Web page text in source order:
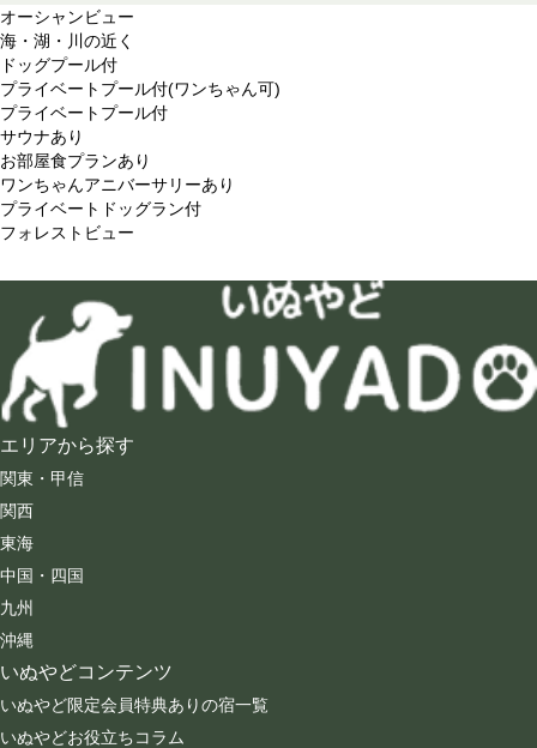
オーシャンビュー
海・湖・川の近く
ドッグプール付
プライベートプール付(ワンちゃん可)
プライベートプール付
サウナあり
お部屋食プランあり
ワンちゃんアニバーサリーあり
プライベートドッグラン付
フォレストビュー
エリアから探す
関東・甲信
関西
東海
中国・四国
九州
沖縄
いぬやどコンテンツ
いぬやど限定会員特典ありの宿一覧
いぬやどお役立ちコラム